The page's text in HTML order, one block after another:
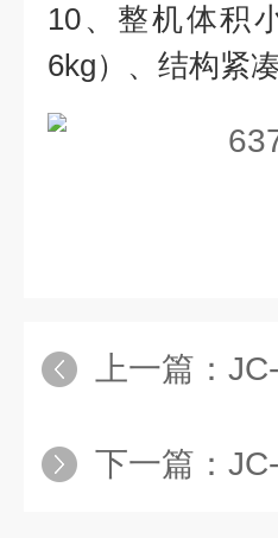
10、整机体积
6kg）、结构紧
上一篇：
下一篇：